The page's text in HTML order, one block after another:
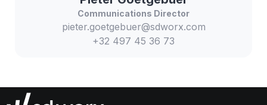
Communications Director
pieter.goetgebuer@sdworx.com
+32 497 45 36 73